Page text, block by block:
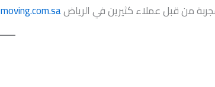
moving.com.sa